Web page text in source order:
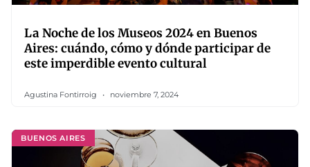
La Noche de los Museos 2024 en Buenos
Aires: cuándo, cómo y dónde participar de
este imperdible evento cultural
Agustina Fontirroig noviembre 7, 2024
BUENOS AIRES